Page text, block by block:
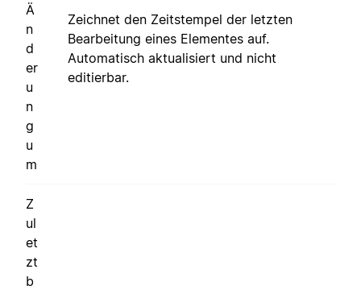
Ä
n
d
er
u
n
g
u
m
Zeichnet den Zeitstempel der letzten
Bearbeitung eines Elementes auf.
Automatisch aktualisiert und nicht
editierbar.
Z
ul
et
zt
b